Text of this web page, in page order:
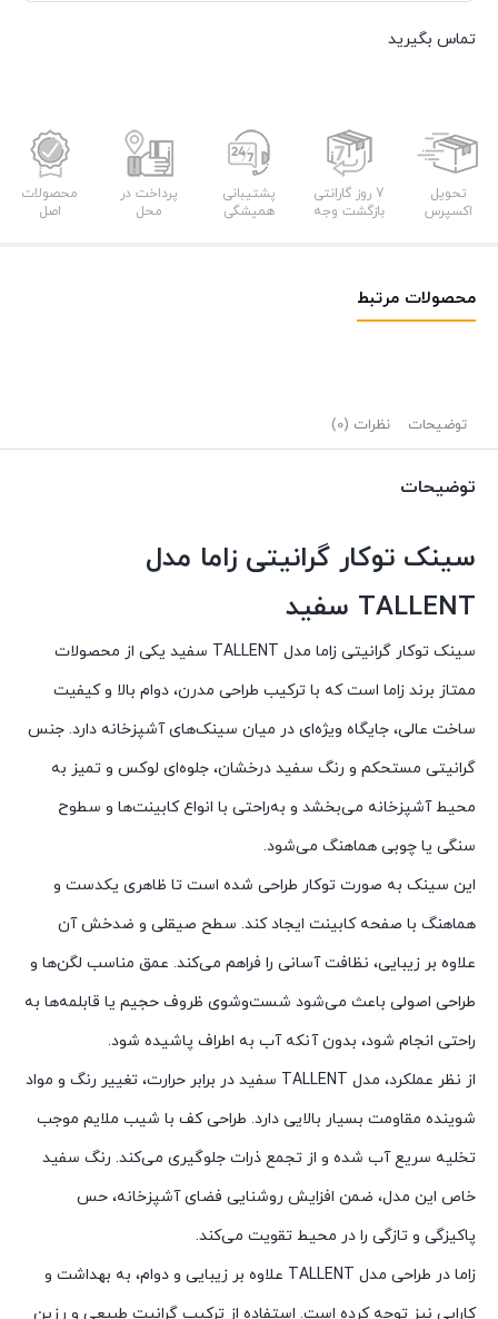
تماس بگیرید
تحویل
اکسپرس
7 روز گارانتی
بازگشت وجه
پشتیبانی
همیشگی
پرداخت در
محل
محصولات
اصل
محصولات مرتبط
توضیحات نظرات (0)
توضیحات
سینک توکار گرانیتی زاما مدل
TALLENT سفید
سینک توکار گرانیتی زاما مدل TALLENT سفید یکی از محصولات
ممتاز برند زاما است که با ترکیب طراحی مدرن، دوام بالا و کیفیت
ساخت عالی، جایگاه ویژه‌ای در میان سینک‌های آشپزخانه دارد. جنس
گرانیتی مستحکم و رنگ سفید درخشان، جلوه‌ای لوکس و تمیز به
محیط آشپزخانه می‌بخشد و به‌راحتی با انواع کابینت‌ها و سطوح
سنگی یا چوبی هماهنگ می‌شود.
این سینک به صورت توکار طراحی شده است تا ظاهری یکدست و
هماهنگ با صفحه کابینت ایجاد کند. سطح صیقلی و ضدخش آن
علاوه بر زیبایی، نظافت آسانی را فراهم می‌کند. عمق مناسب لگن‌ها و
طراحی اصولی باعث می‌شود شست‌وشوی ظروف حجیم یا قابلمه‌ها به
راحتی انجام شود، بدون آنکه آب به اطراف پاشیده شود.
از نظر عملکرد، مدل TALLENT سفید در برابر حرارت، تغییر رنگ و مواد
شوینده مقاومت بسیار بالایی دارد. طراحی کف با شیب ملایم موجب
تخلیه سریع آب شده و از تجمع ذرات جلوگیری می‌کند. رنگ سفید
خاص این مدل، ضمن افزایش روشنایی فضای آشپزخانه، حس
پاکیزگی و تازگی را در محیط تقویت می‌کند.
زاما در طراحی مدل TALLENT علاوه بر زیبایی و دوام، به بهداشت و
کارایی نیز توجه کرده است. استفاده از ترکیب گرانیت طبیعی و رزین